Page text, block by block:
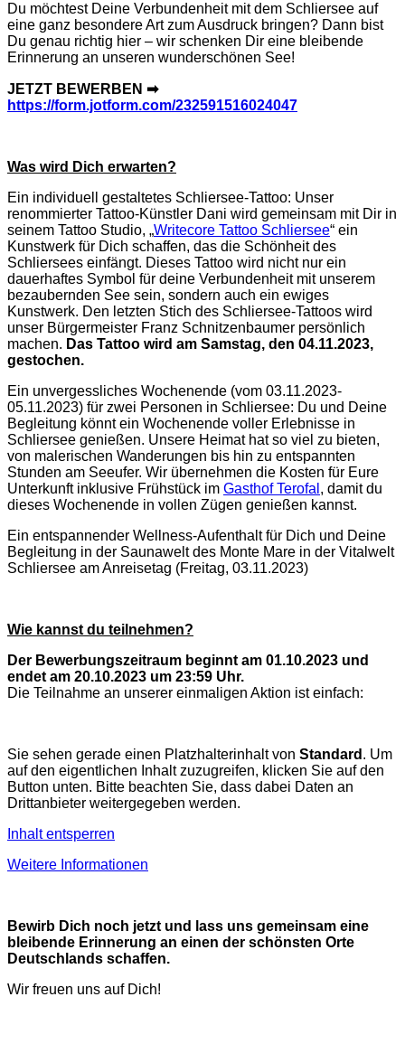
Du möchtest Deine Verbundenheit mit dem Schliersee auf
eine ganz besondere Art zum Ausdruck bringen? Dann bist
Du genau richtig hier – wir schenken Dir eine bleibende
Erinnerung an unseren wunderschönen See!
JETZT BEWERBEN ➡
https://form.jotform.com/232591516024047
Was wird Dich erwarten?
Ein individuell gestaltetes Schliersee-Tattoo: Unser
renommierter Tattoo-Künstler Dani wird gemeinsam mit Dir in
seinem Tattoo Studio, „Writecore Tattoo Schliersee“ ein
Kunstwerk für Dich schaffen, das die Schönheit des
Schliersees einfängt. Dieses Tattoo wird nicht nur ein
dauerhaftes Symbol für deine Verbundenheit mit unserem
bezaubernden See sein, sondern auch ein ewiges
Kunstwerk. Den letzten Stich des Schliersee-Tattoos wird
unser Bürgermeister Franz Schnitzenbaumer persönlich
machen. Das Tattoo wird am Samstag, den 04.11.2023,
gestochen.
Ein unvergessliches Wochenende (vom 03.11.2023-
05.11.2023) für zwei Personen in Schliersee: Du und Deine
Begleitung könnt ein Wochenende voller Erlebnisse in
Schliersee genießen. Unsere Heimat hat so viel zu bieten,
von malerischen Wanderungen bis hin zu entspannten
Stunden am Seeufer. Wir übernehmen die Kosten für Eure
Unterkunft inklusive Frühstück im Gasthof Terofal , damit du
dieses Wochenende in vollen Zügen genießen kannst.
Ein entspannender Wellness-Aufenthalt für Dich und Deine
Begleitung in der Saunawelt des Monte Mare in der Vitalwelt
Schliersee am Anreisetag (Freitag, 03.11.2023)
Wie kannst du teilnehmen?
Der Bewerbungszeitraum beginnt am 01.10.2023 und
endet am 20.10.2023 um 23:59 Uhr.
Die Teilnahme an unserer einmaligen Aktion ist einfach:
Sie sehen gerade einen Platzhalterinhalt von Standard . Um
auf den eigentlichen Inhalt zuzugreifen, klicken Sie auf den
Button unten. Bitte beachten Sie, dass dabei Daten an
Drittanbieter weitergegeben werden.
Inhalt entsperren
Weitere Informationen
Bewirb Dich noch jetzt und lass uns gemeinsam eine
bleibende Erinnerung an einen der schönsten Orte
Deutschlands schaffen.
Wir freuen uns auf Dich!